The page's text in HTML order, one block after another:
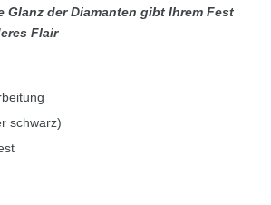
Glanz der Diamanten gibt Ihrem Fest
Flair
schwarz)